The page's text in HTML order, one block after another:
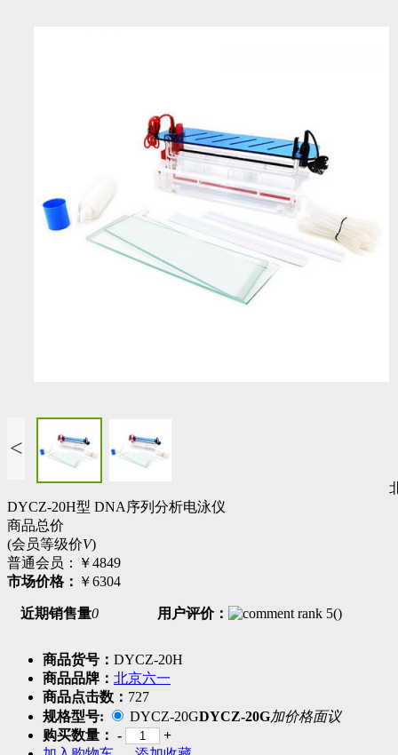
<
DYCZ-20H型 DNA序列分析电泳仪
商品总价
(会员等级价V)
普通会员：
￥4849
市场价格： ￥6304
近期销售量0 用户评价： ()
商品货号： DYCZ-20H
商品品牌： 北京六一
商品点击数： 727
规格型号:
DYCZ-20GDYCZ-20G加价格面议
购买数量： -
+